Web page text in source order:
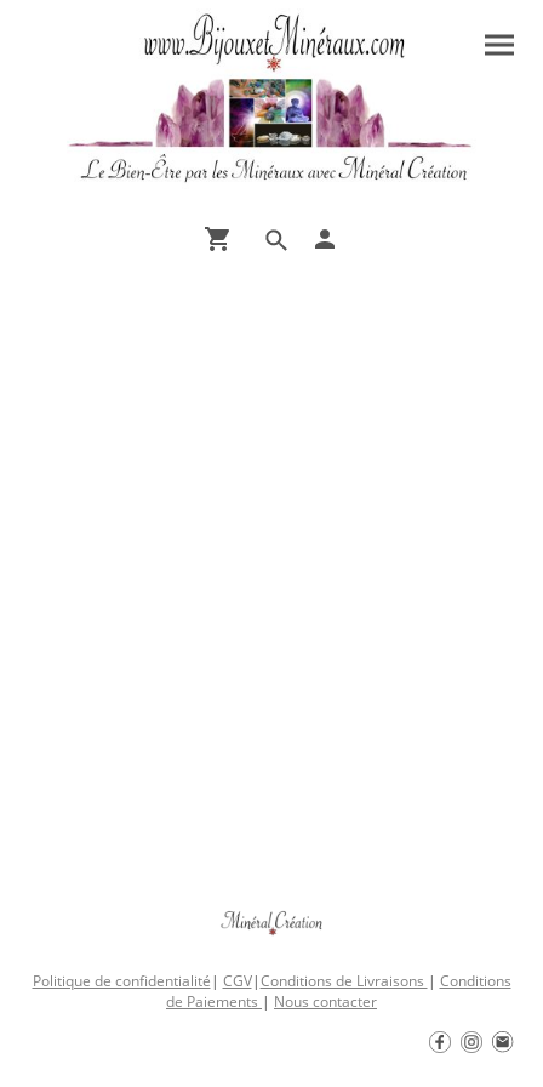
Politique de confidentialité | CGV|Conditions de Livraisons | Conditions
de Paiements | Nous contacter